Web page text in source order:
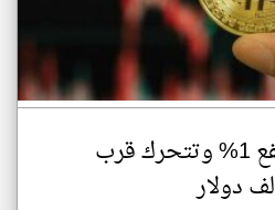
بيتكوين ترتفع 1% وتتحرك قرب